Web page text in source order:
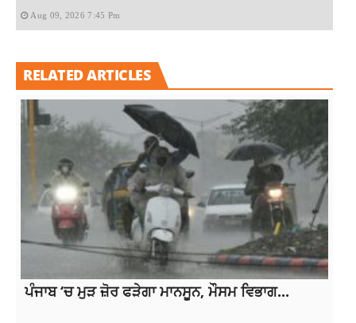
Aug 09, 2026 7:45 Pm
RELATED ARTICLES
ਪੰਜਾਬ ‘ਚ ਮੁੜ ਜ਼ੋਰ ਫੜੇਗਾ ਮਾਨਸੂਨ, ਮੌਸਮ ਵਿਭਾਗ...